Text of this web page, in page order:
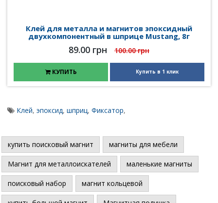
Клей для металла и магнитов эпоксидный
двухкомпонентный в шприце Mustang, 8г
89.00 грн 100.00 грн
КУПИТЬ Купить в 1 клик
Клей, эпоксид, шприц, Фиксатор,
купить поисковый магнит магниты для мебели
Магнит для металлоискателей маленькие магниты
поисковый набор магнит кольцевой